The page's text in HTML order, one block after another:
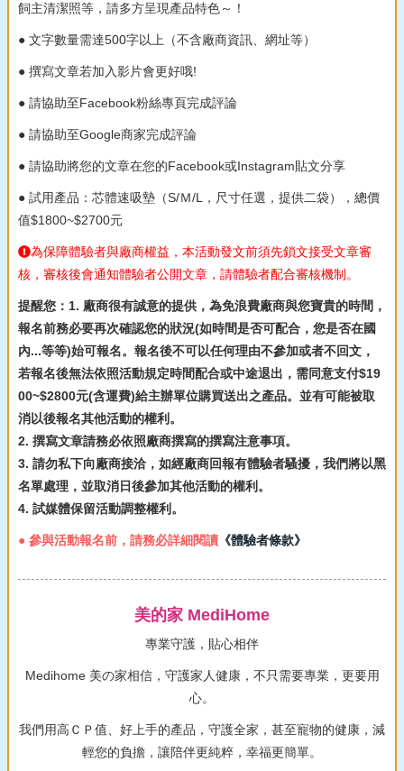
飼主清潔照等，請多方呈現產品特色～！
● 文字數量需達500字以上（不含廠商資訊、網址等）
● 撰寫文章若加入影片會更好哦!
● 請協助至Facebook粉絲專頁完成評論
● 請協助至Google商家完成評論
● 請協助將您的文章在您的Facebook或Instagram貼文分享
● 試用產品：芯體速吸墊（S/Ｍ/L，尺寸任選，提供二袋），總價
值$1800~$2700元
為保障體驗者與廠商權益，本活動發文前須先鎖文接受文章審
核，審核後會通知體驗者公開文章，請體驗者配合審核機制。
提醒您：1. 廠商很有誠意的提供，為免浪費廠商與您寶貴的時間，
報名前務必要再次確認您的狀況(如時間是否可配合，您是否在國
內...等等)始可報名。報名後不可以任何理由不參加或者不回文，
若報名後無法依照活動規定時間配合或中途退出，需同意支付$19
00~$2800元(含運費)給主辦單位購買送出之產品。並有可能被取
消以後報名其他活動的權利。
2. 撰寫文章請務必依照廠商撰寫的撰寫注意事項。
3. 請勿私下向廠商接洽，如經廠商回報有體驗者騷擾，我們將以黑
名單處理，並取消日後參加其他活動的權利。
4. 試媒體保留活動調整權利。
● 參與活動報名前，請務必詳細閱讀 《體驗者條款》
美的家 MediHome
專業守護，貼心相伴
Medihome 美の家相信，守護家人健康，不只需要專業，更要用
心。
我們用高ＣＰ值、好上手的產品，守護全家，甚至寵物的健康，減
輕您的負擔，讓陪伴更純粹，幸福更簡單。